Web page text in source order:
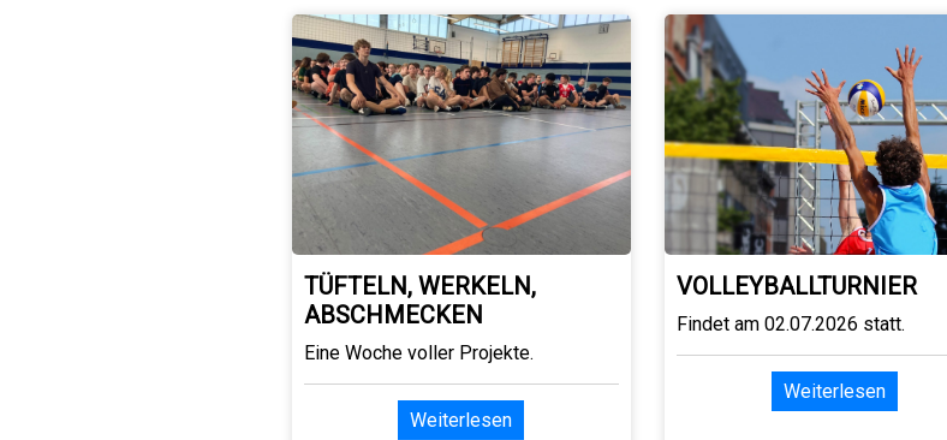
TÜFTELN, WERKELN,
ABSCHMECKEN
Eine Woche voller Projekte.
Weiterlesen
VOLLEYBALLTURNIER
Findet am 02.07.2026 statt.
Weiterlesen